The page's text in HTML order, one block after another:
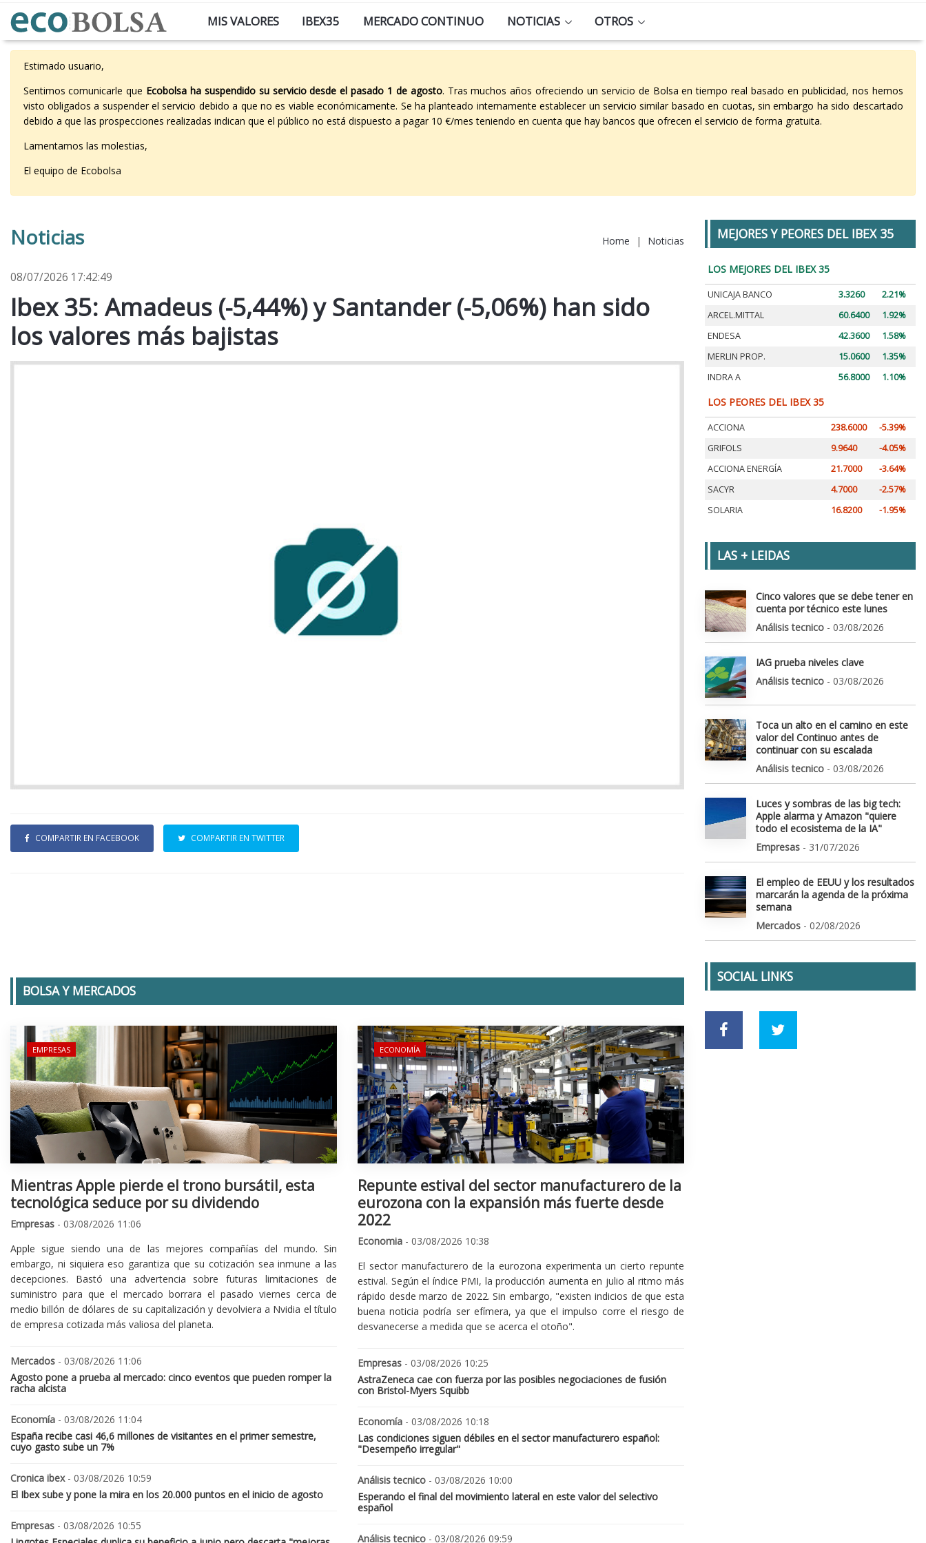
MIS VALORES IBEX35 MERCADO CONTINUO NOTICIAS OTROS
Estimado usuario,
Sentimos comunicarle que Ecobolsa ha suspendido su servicio desde el pasado 1 de agosto. Tras muchos años ofreciendo un servicio de Bolsa en tiempo real basado en publicidad, nos hemos
visto obligados a suspender el servicio debido a que no es viable económicamente. Se ha planteado internamente establecer un servicio similar basado en cuotas, sin embargo ha sido descartado
debido a que las prospecciones realizadas indican que el público no está dispuesto a pagar 10 €/mes teniendo en cuenta que hay bancos que ofrecen el servicio de forma gratuita.
Lamentamos las molestias,
El equipo de Ecobolsa
Noticias Home | Noticias
08/07/2026 17:42:49
Ibex 35: Amadeus (-5,44%) y Santander (-5,06%) han sido
los valores más bajistas
COMPARTIR EN FACEBOOK COMPARTIR EN TWITTER
BOLSA Y MERCADOS
EMPRESAS
Mientras Apple pierde el trono bursátil, esta
tecnológica seduce por su dividendo
Empresas - 03/08/2026 11:06
Apple sigue siendo una de las mejores compañías del mundo. Sin
embargo, ni siquiera eso garantiza que su cotización sea inmune a las
decepciones. Bastó una advertencia sobre futuras limitaciones de
suministro para que el mercado borrara el pasado viernes cerca de
medio billón de dólares de su capitalización y devolviera a Nvidia el título
de empresa cotizada más valiosa del planeta.
Mercados - 03/08/2026 11:06
Agosto pone a prueba al mercado: cinco eventos que pueden romper la
racha alcista
Economía - 03/08/2026 11:04
España recibe casi 46,6 millones de visitantes en el primer semestre,
cuyo gasto sube un 7%
Cronica ibex- 03/08/2026 10:59
El Ibex sube y pone la mira en los 20.000 puntos en el inicio de agosto
Empresas - 03/08/2026 10:55
ECONOMÍA
Repunte estival del sector manufacturero de la
eurozona con la expansión más fuerte desde
2022
Economia - 03/08/2026 10:38
El sector manufacturero de la eurozona experimenta un cierto repunte
estival. Según el índice PMI, la producción aumenta en julio al ritmo más
rápido desde marzo de 2022. Sin embargo, "existen indicios de que esta
buena noticia podría ser efímera, ya que el impulso corre el riesgo de
desvanecerse a medida que se acerca el otoño".
Empresas - 03/08/2026 10:25
AstraZeneca cae con fuerza por las posibles negociaciones de fusión
con Bristol-Myers Squibb
Economía - 03/08/2026 10:18
Las condiciones siguen débiles en el sector manufacturero español:
"Desempeño irregular"
Análisis tecnico - 03/08/2026 10:00
Esperando el final del movimiento lateral en este valor del selectivo
español
Análisis tecnico - 03/08/2026 09:59
MEJORES Y PEORES DEL IBEX 35
LOS MEJORES DEL IBEX 35
UNICAJA BANCO 3.3260
2.21%
ARCEL.MITTAL
60.6400
1.92%
ENDESA
42.3600
1.58%
MERLIN PROP.
15.0600
1.35%
INDRA A
56.8000 1.10%
LOS PEORES DEL IBEX 35
ACCIONA 238.6000
-5.39%
GRIFOLS
9.9640
-4.05%
ACCIONA ENERGÍA
21.7000
-3.64%
SACYR
4.7000
-2.57%
SOLARIA
16.8200 -1.95%
LAS + LEIDAS
Cinco valores que se debe tener en
cuenta por técnico este lunes
Análisis tecnico - 03/08/2026
IAG prueba niveles clave
Análisis tecnico - 03/08/2026
Toca un alto en el camino en este
valor del Continuo antes de
continuar con su escalada
Análisis tecnico - 03/08/2026
Luces y sombras de las big tech:
Apple alarma y Amazon "quiere
todo el ecosistema de la IA"
Empresas - 31/07/2026
El empleo de EEUU y los resultados
marcarán la agenda de la próxima
semana
Mercados - 02/08/2026
SOCIAL LINKS